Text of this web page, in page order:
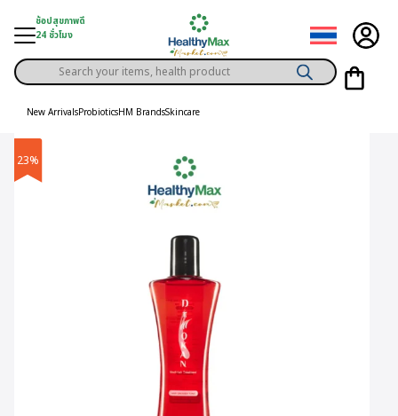
content
ช้อปสุขภาพดี
24 ชั่วโมง
Solution
Products
search
New ArrivalsProbioticsHM BrandsSkincare
23%